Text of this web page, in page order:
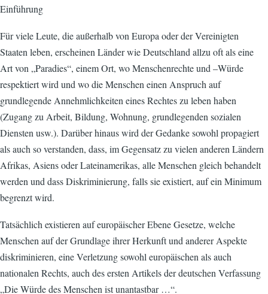
Einführung
Für viele Leute, die außerhalb von Europa oder der Vereinigten
Staaten leben, erscheinen Länder wie Deutschland allzu oft als eine
Art von „Paradies“, einem Ort, wo Menschenrechte und –Würde
respektiert wird und wo die Menschen einen Anspruch auf
grundlegende Annehmlichkeiten eines Rechtes zu leben haben
(Zugang zu Arbeit, Bildung, Wohnung, grundlegenden sozialen
Diensten usw.). Darüber hinaus wird der Gedanke sowohl propagiert
als auch so verstanden, dass, im Gegensatz zu vielen anderen Ländern
Afrikas, Asiens oder Lateinamerikas, alle Menschen gleich behandelt
werden und dass Diskriminierung, falls sie existiert, auf ein Minimum
begrenzt wird.
Tatsächlich existieren auf europäischer Ebene Gesetze, welche
Menschen auf der Grundlage ihrer Herkunft und anderer Aspekte
diskriminieren, eine Verletzung sowohl europäischen als auch
nationalen Rechts, auch des ersten Artikels der deutschen Verfassung
„Die Würde des Menschen ist unantastbar …“.